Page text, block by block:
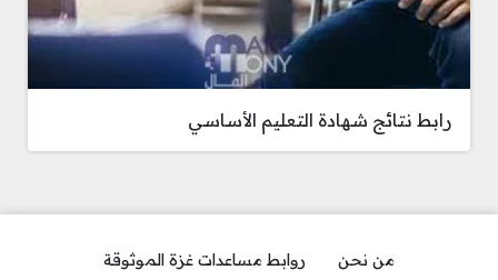
رابط نتائج شهادة التعليم الأساسي
من نحن روابط مساعدات غزة الموثوقة